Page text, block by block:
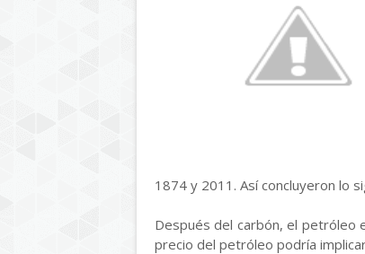
1874 y 2011. Así concluyeron lo
Después del carbón, el petróleo
precio del petróleo podría